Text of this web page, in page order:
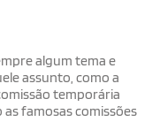
algum tema e
assunto, como a
temporária
famosas comissões